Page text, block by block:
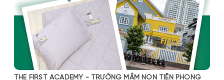
THE FIRST ACADEMY - TRƯỜNG MẦM NON TIÊN PHONG